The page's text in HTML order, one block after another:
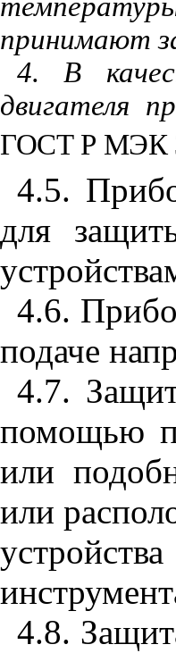
принимают
4. В
двигателя
ГОСТ Р МЭК
4.5.
для
4.6.
подаче
4.7.
помощью
или
или
4.8.